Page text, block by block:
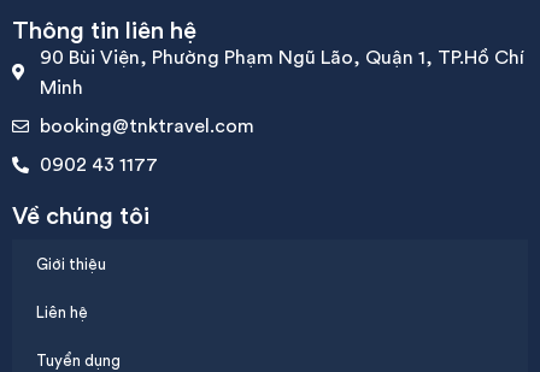
Thông tin liên hệ
90 Bùi Viện, Phường Phạm Ngũ Lão, Quận 1, TP.Hồ Chí
Minh
booking@tnktravel.com
0902 43 1177
Về chúng tôi
Giới thiệu
Liên hệ
Tuyển dụng